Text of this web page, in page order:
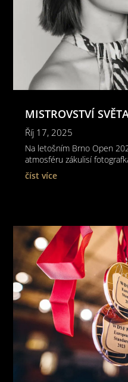
MISTROVSTVÍ
Říj 17, 2025
Na letošním Brno Open
atmosféru zákulisí
číst více